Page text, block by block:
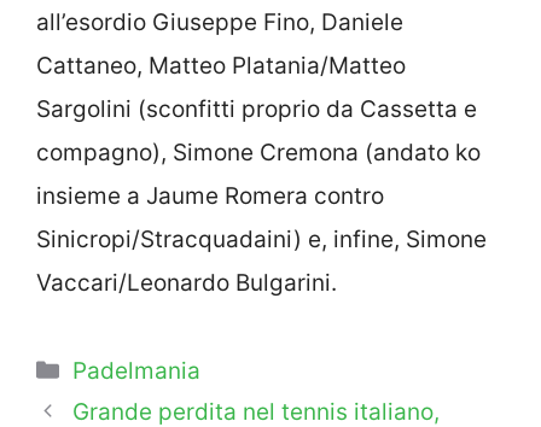
all’esordio Giuseppe Fino, Daniele
Cattaneo, Matteo Platania/Matteo
Sargolini (sconfitti proprio da Cassetta e
compagno), Simone Cremona (andato ko
insieme a Jaume Romera contro
Sinicropi/Stracquadaini) e, infine, Simone
Vaccari/Leonardo Bulgarini.
Categorie
Padelmania
Grande perdita nel tennis italiano,